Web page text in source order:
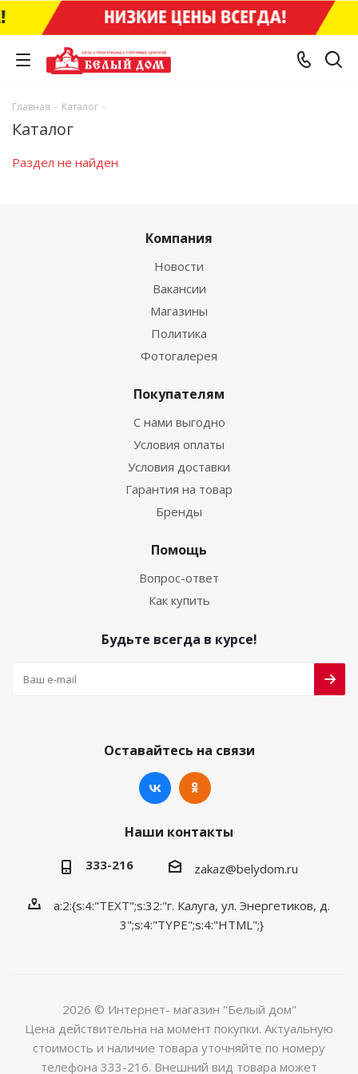
Главная - Каталог -
Каталог
Раздел не найден
Компания
Новости
Вакансии
Магазины
Политика
Фотогалерея
Покупателям
С нами выгодно
Условия оплаты
Условия доставки
Гарантия на товар
Бренды
Помощь
Вопрос-ответ
Как купить
Будьте всегда в курсе!
Оставайтесь на связи
Наши контакты
333-216 zakaz@belydom.ru
a:2:{s:4:"TEXT";s:32:"г. Калуга, ул. Энергетиков, д.
3";s:4:"TYPE";s:4:"HTML";}
2026 © Интернет- магазин "Белый дом"
Цена действительна на момент покупки. Актуальную
стоимость и наличие товара уточняйте по номеру
телефона 333-216. Внешний вид товара может